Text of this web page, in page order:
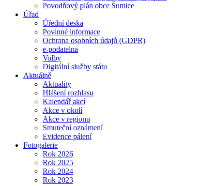
Povodňový plán obce Šumice
Úřad
Úřední deska
Povinné informace
Ochrana osobních údajů (GDPR)
e-podatelna
Volby
Digitální služby státu
Aktuálně
Aktuality
Hlášení rozhlasu
Kalendář akcí
Akce v okolí
Akce v regionu
Smuteční oznámení
Evidence pálení
Fotogalerie
Rok 2026
Rok 2025
Rok 2024
Rok 2023